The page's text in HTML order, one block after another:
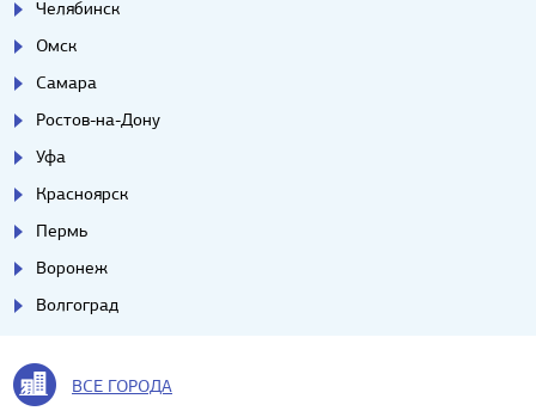
Челябинск
Омск
Самара
Ростов-на-Дону
Уфа
Красноярск
Пермь
Воронеж
Волгоград
ВСЕ ГОРОДА